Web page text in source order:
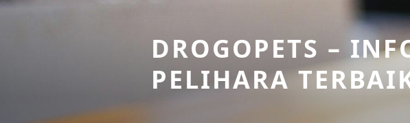
Skip
DROGOPETS –
PELIHARA